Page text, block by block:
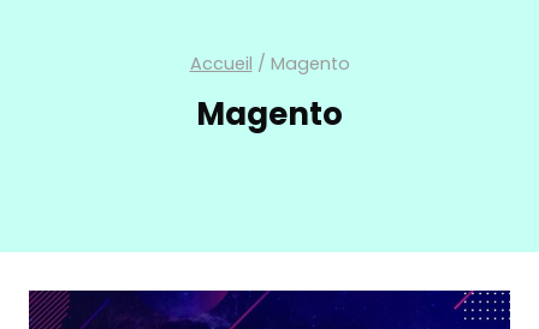
Accueil / Magento
Magento